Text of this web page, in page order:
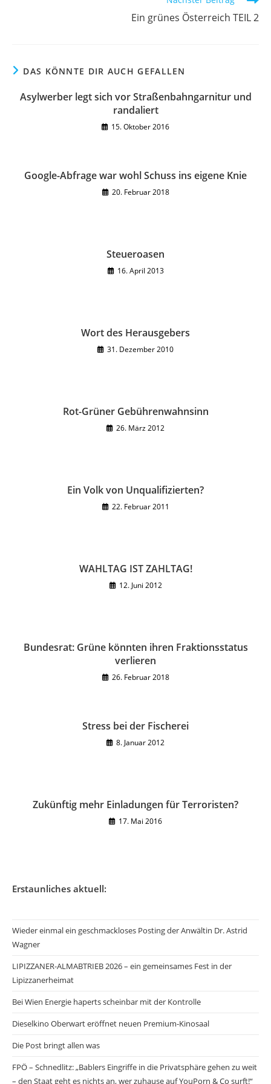
Ein grünes Österreich TEIL 2
DAS KÖNNTE DIR AUCH GEFALLEN
Asylwerber legt sich vor Straßenbahngarnitur und
randaliert
15. Oktober 2016
Google-Abfrage war wohl Schuss ins eigene Knie
20. Februar 2018
Steueroasen
16. April 2013
Wort des Herausgebers
31. Dezember 2010
Rot-Grüner Gebührenwahnsinn
26. März 2012
Ein Volk von Unqualifizierten?
22. Februar 2011
WAHLTAG IST ZAHLTAG!
12. Juni 2012
Bundesrat: Grüne könnten ihren Fraktionsstatus
verlieren
26. Februar 2018
Stress bei der Fischerei
8. Januar 2012
Zukünftig mehr Einladungen für Terroristen?
17. Mai 2016
Erstaunliches aktuell:
Wieder einmal ein geschmackloses Posting der Anwältin Dr. Astrid
Wagner
LIPIZZANER-ALMABTRIEB 2026 – ein gemeinsames Fest in der
Lipizzanerheimat
Bei Wien Energie haperts scheinbar mit der Kontrolle
Dieselkino Oberwart eröffnet neuen Premium-Kinosaal
Die Post bringt allen was
FPÖ – Schnedlitz: „Bablers Eingriffe in die Privatsphäre gehen zu weit
– den Staat geht es nichts an, wer zuhause auf YouPorn & Co surft!“